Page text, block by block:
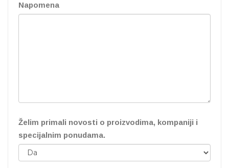
Napomena
Želim primali novosti o proizvodima, kompaniji i
specijalnim ponudama.